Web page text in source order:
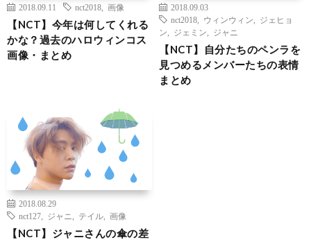
2018.09.11 nct2018 画像
【NCT】今年は何してくれる
かな？過去のハロウィンコス
画像・まとめ
2018.09.03
nct2018
ウィンウィン
ジェヒョ
ン
ジェミン ジャニ
【NCT】自分たちのペンラを
見つめるメンバーたちの表情
まとめ
2018.08.29
nct127
ジャニ テイル 画像
【NCT】ジャニさんの傘の差